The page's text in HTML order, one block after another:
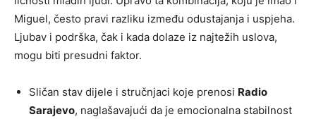
Miguel, često pravi razliku između odustajanja i uspjeha.
Ljubav i podrška, čak i kada dolaze iz najtežih uslova,
mogu biti presudni faktor.
Sličan stav dijele i stručnjaci koje prenosi Radio
Sarajevo, naglašavajući da je emocionalna stabilnost